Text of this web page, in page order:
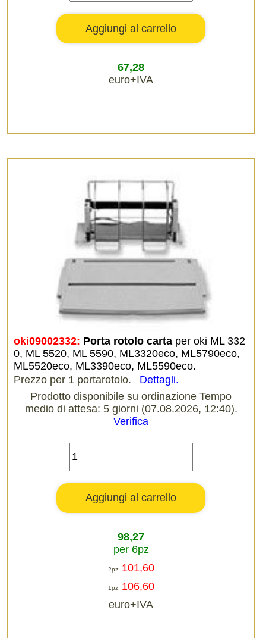
67,28
euro+IVA
oki09002332: Porta rotolo carta per oki ML 332
0, ML 5520, ML 5590, ML3320eco, ML5790eco,
ML5520eco, ML3390eco, ML5590eco.
Prezzo per 1 portarotolo.
Dettagli.
Prodotto disponibile su ordinazione Tempo
medio di attesa: 5 giorni (07.08.2026, 12:40).
Verifica
98,27
per 6pz
2pz: 101,60
1pz: 106,60
euro+IVA